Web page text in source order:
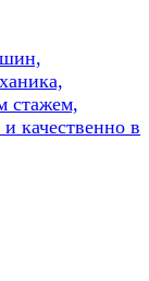
стажем,
качественно в